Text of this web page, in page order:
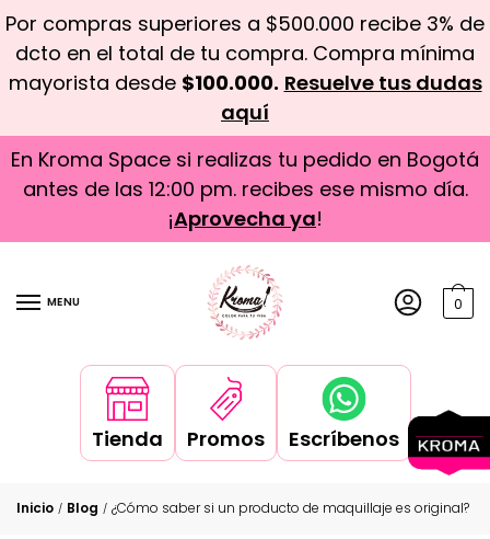
Por compras superiores a $500.000 recibe 3% de
dcto en el total de tu compra. Compra mínima
mayorista desde $100.000. Resuelve tus dudas
aquí
En Kroma Space si realizas tu pedido en Bogotá
antes de las 12:00 pm. recibes ese mismo día.
¡Aprovecha ya!
MENU 0
Tienda Promos Escríbenos
Inicio / Blog / ¿Cómo saber si un producto de maquillaje es original​?